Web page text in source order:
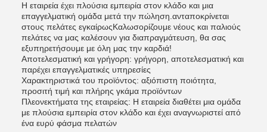
Η εταιρεία έχει πλούσια εμπειρία στον κλάδο και μια
επαγγελματική ομάδα μετά την πώληση.ανταποκρίνεται
στους πελάτες εγκαίρωςΚαλωσορίζουμε νέους και παλιούς
πελάτες να μας καλέσουν για διαπραγμάτευση, θα σας
εξυπηρετήσουμε με όλη μας την καρδιά!
Αποτελεσματική και γρήγορη: γρήγορη, αποτελεσματική και
παρέχει επαγγελματικές υπηρεσίες
Χαρακτηριστικά του προϊόντος: αξιόπιστη ποιότητα,
προσιτή τιμή και πλήρης γκάμα προϊόντων
Πλεονεκτήματα της εταιρείας: Η εταιρεία διαθέτει μια ομάδα
με πλούσια εμπειρία στον κλάδο και έχει αναγνωριστεί από
ένα ευρύ φάσμα πελατών